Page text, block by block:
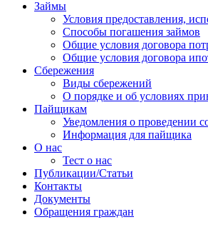
Займы
Условия предоставления,
Способы погашения займов
Общие условия договора
Общие условия договора
Сбережения
Виды сбережений
О порядке и об условиях
Пайщикам
Уведомления о проведении
Информация для пайщика
О нас
Тест о нас
Публикации/Статьи
Контакты
Документы
Обращения граждан